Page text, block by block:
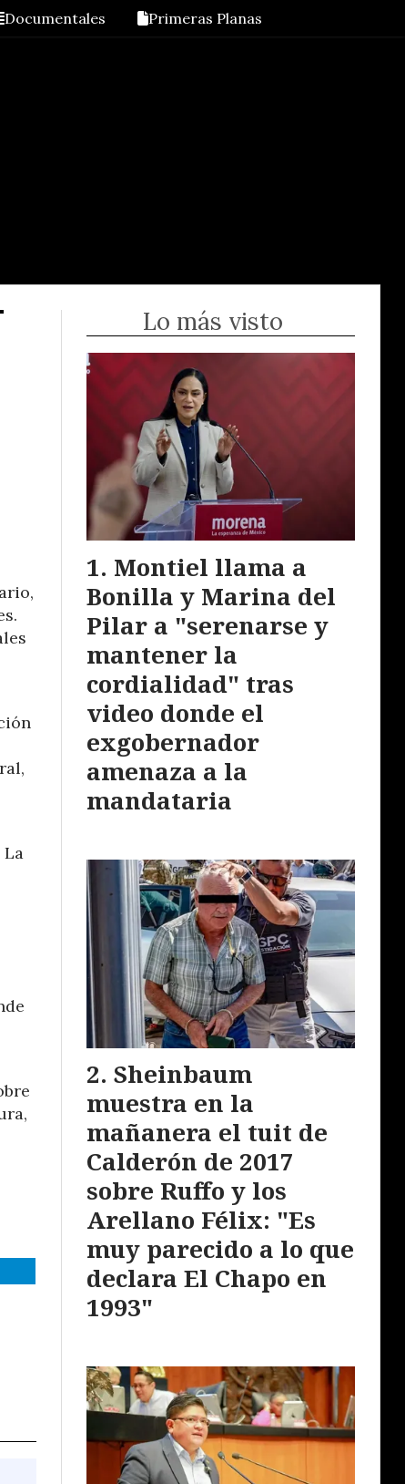
Documentales Primeras Planas
Lo más visto
Montiel llama a
Bonilla y Marina del
Pilar a "serenarse y
mantener la
cordialidad" tras
video donde el
exgobernador
amenaza a la
mandataria
Sheinbaum
muestra en la
mañanera el tuit de
Calderón de 2017
sobre Ruffo y los
Arellano Félix: "Es
muy parecido a lo que
declara El Chapo en
1993"